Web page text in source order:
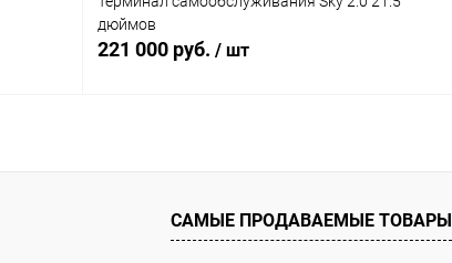
дюймов
221 000 руб. / шт
САМЫЕ ПРОДАВАЕМЫЕ ТОВАРЫ